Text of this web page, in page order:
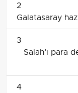
2
Galatasaray
3
Salah’ı para
4